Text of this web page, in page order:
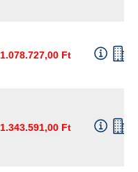
1.078.727,00 Ft
1.343.591,00 Ft